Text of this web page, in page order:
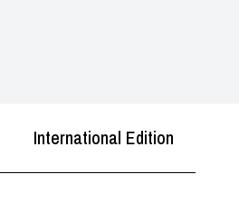
International Edition